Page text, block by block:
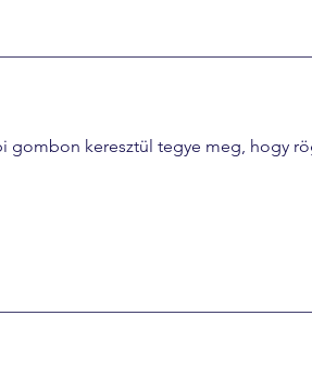
gombon keresztül tegye meg, hogy